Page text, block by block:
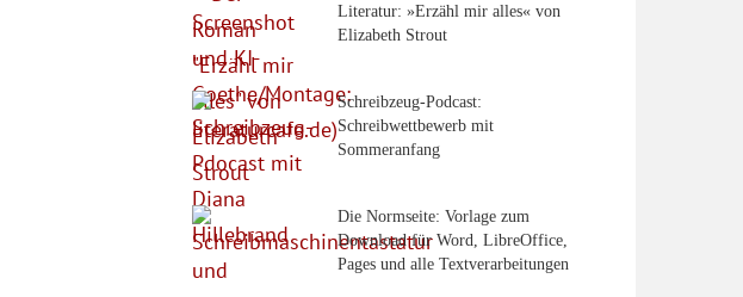
Literatur: »Erzähl mir alles« von
Elizabeth Strout
Schreibzeug-Podcast:
Schreibwettbewerb mit
Sommeranfang
Die Normseite: Vorlage zum
Download für Word, LibreOffice,
Pages und alle Textverarbeitungen